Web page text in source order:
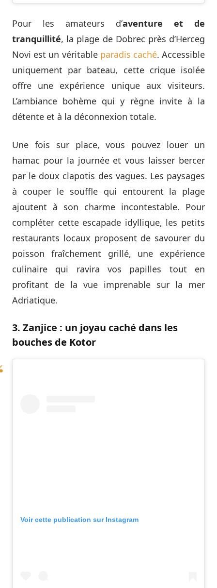
Pour les amateurs d’aventure et de
tranquillité, la plage de Dobrec près d’Herceg
Novi est un véritable paradis caché. Accessible
uniquement par bateau, cette crique isolée
offre une expérience unique aux visiteurs.
L’ambiance bohème qui y règne invite à la
détente et à la déconnexion totale.
Une fois sur place, vous pouvez louer un
hamac pour la journée et vous laisser bercer
par le doux clapotis des vagues. Les paysages
à couper le souffle qui entourent la plage
ajoutent à son charme incontestable. Pour
compléter cette escapade idyllique, les petits
restaurants locaux proposent de savourer du
poisson fraîchement grillé, une expérience
culinaire qui ravira vos papilles tout en
profitant de la vue imprenable sur la mer
Adriatique.
3. Zanjice : un joyau caché dans les
bouches de Kotor
Voir cette publication sur Instagram